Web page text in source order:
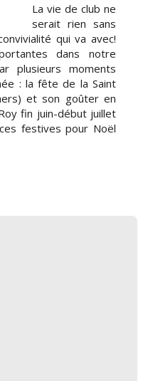
La vie de club ne
serait rien sans
qui va avec!
dans notre
plusieurs moments
: la fête de la Saint
et son goûter en
fin juin-début juillet
festives pour Noël